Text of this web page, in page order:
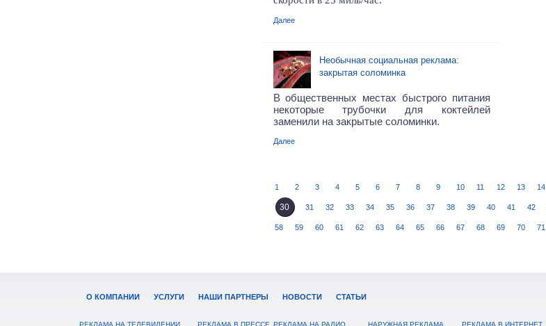
Далее
Необычная социальная реклама:
закрытая соломинка
В общественных местах быстрого питания
некоторые трубочки для коктейлей
заменили на закрытые соломинки.
Далее
1 2 3 4 5 6 7 8 9 10 11 12 13 14
30 31 32 33 34 35 36 37 38 39 40 41 42
58 59 60 61 62 63 64 65 66 67 68 69 70 71
О КОМПАНИИ УСЛУГИ НАШИ ПАРТНЕРЫ НОВОСТИ СТАТЬИ
РЕКЛАМА НА ТЕЛЕВИДЕНИИ РЕКЛАМА В ПРЕССЕ РЕКЛАМА НА РАДИО НАРУЖНАЯ РЕКЛАМА РЕКЛАМА В ИНТЕРНЕТ